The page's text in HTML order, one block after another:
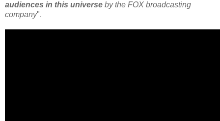
audiences in this universe by the FOX broadcasting
company".